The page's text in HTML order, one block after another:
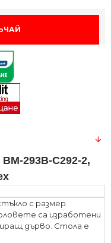
293В-С292-2,
с размер
са изработени
дърво. Стола е